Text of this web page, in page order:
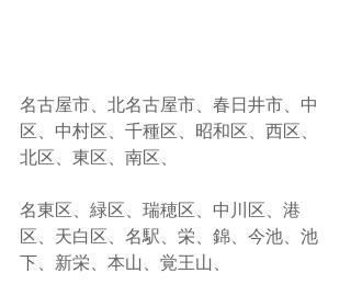
名古屋市、北名古屋市、春日井市、中
区、中村区、千種区、昭和区、西区、
北区、東区、南区、
名東区、緑区、瑞穂区、中川区、港
区、天白区、名駅、栄、錦、今池、池
下、新栄、本山、覚王山、